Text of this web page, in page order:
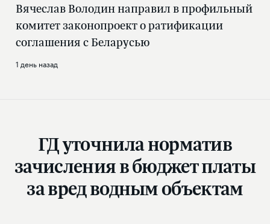
Вячеслав Володин направил в профильный
комитет законопроект о ратификации
соглашения с Беларусью
1 день назад
ГД уточнила норматив
зачисления в бюджет платы
за вред водным объектам